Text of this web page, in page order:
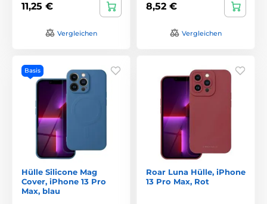
11,25 €
Vergleichen
8,52 €
Vergleichen
Basis
Hülle Silicone Mag
Cover, iPhone 13 Pro
Max, blau
Roar Luna Hülle, iPhone
13 Pro Max, Rot